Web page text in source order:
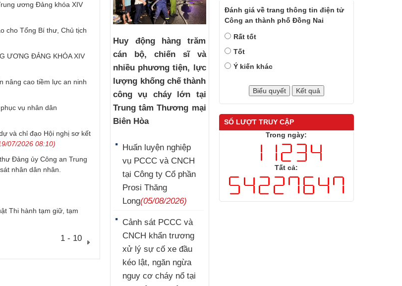
ương Đảng khóa XIV
cho Tổng Bí thư, Chủ tịch
ƯƠNG ĐẢNG KHÓA XIV
nâng cao tiềm lực an ninh
vụ nhân dân
và chỉ đạo Hội nghị sơ kết
07/2026 08:10)
Đảng ủy Công an Trung
nhân dân nhân.
Thi hành tạm giữ, tạm
1 - 10
Huy động hàng trăm
cán bộ, chiến sĩ và
nhiều phương tiện, lực
lượng khống chế thành
công vụ cháy lớn tại
Trung tâm Thương mại
Biên Hòa
Huấn luyện nghiệp
vụ PCCC và CNCH
tại Công ty Cổ phần
Prosi Thăng
Long(05/08/2026)
Cảnh sát PCCC và
CNCH khẩn trương
xử lý sự cố xe đầu
kéo lật, ngăn ngừa
nguy cơ cháy nổ tại
Đánh giá về trang thông tin điện tử
Công an thành phố Đồng Nai
Rất tốt
Tốt
Ý kiến khác
SỐ LƯỢT TRUY CẬP
Trong ngày:
Tất cả: